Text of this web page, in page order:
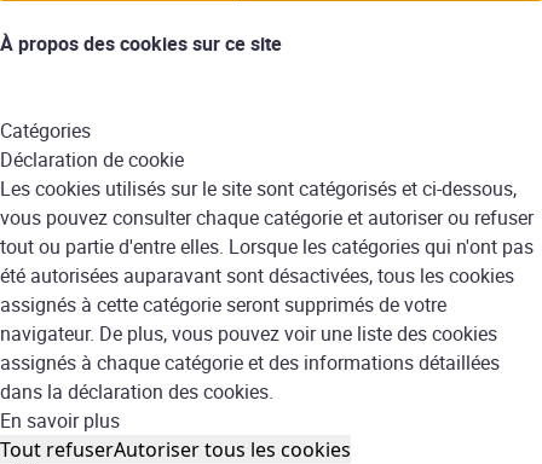
À propos des cookies sur ce site
Catégories
Déclaration de cookie
Les cookies utilisés sur le site sont catégorisés et ci-dessous,
vous pouvez consulter chaque catégorie et autoriser ou refuser
tout ou partie d'entre elles. Lorsque les catégories qui n'ont pas
été autorisées auparavant sont désactivées, tous les cookies
assignés à cette catégorie seront supprimés de votre
navigateur. De plus, vous pouvez voir une liste des cookies
assignés à chaque catégorie et des informations détaillées
dans la déclaration des cookies.
En savoir plus
Tout refuserAutoriser tous les cookies